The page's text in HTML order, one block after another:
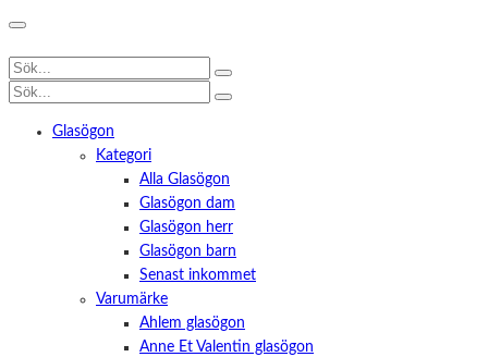
Glasögon
Kategori
Alla Glasögon
Glasögon dam
Glasögon herr
Glasögon barn
Senast inkommet
Varumärke
Ahlem glasögon
Anne Et Valentin glasögon